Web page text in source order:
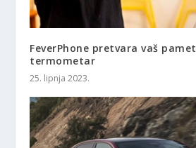
FeverPhone pretvara vaš
termometar
25. lipnja 2023.